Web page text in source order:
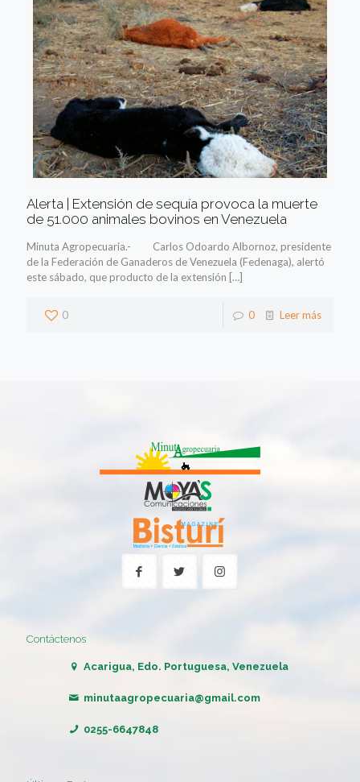
Alerta | Extensión de sequía provoca la muerte
de 51.000 animales bovinos en Venezuela
Minuta Agropecuaria.- Carlos Odoardo Albornoz, presidente
de la Federación de Ganaderos de Venezuela (Fedenaga), alertó
este sábado, que producto de la extensión […]
0 0 Leer más
Contáctenos
Acarigua, Edo. Portuguesa, Venezuela
minutaagropecuaria@gmail.com
0255-6647848